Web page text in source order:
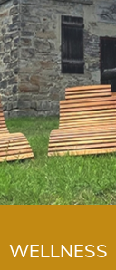
WELLNESS
WELLNESS